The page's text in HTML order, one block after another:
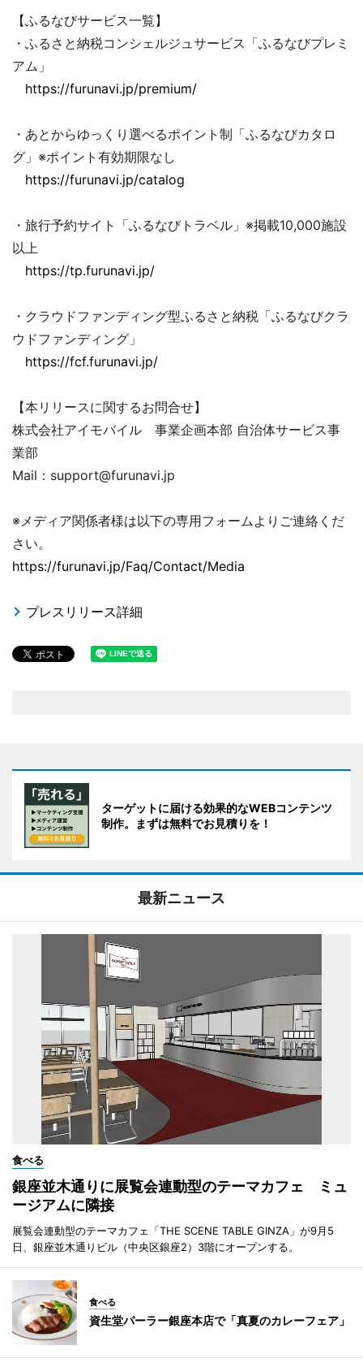
【ふるなびサービス一覧】
・ふるさと納税コンシェルジュサービス「ふるなびプレミ
アム」
https://furunavi.jp/premium/
・あとからゆっくり選べるポイント制「ふるなびカタロ
グ」※ポイント有効期限なし
https://furunavi.jp/catalog
・旅行予約サイト「ふるなびトラベル」※掲載10,000施設
以上
https://tp.furunavi.jp/
・クラウドファンディング型ふるさと納税「ふるなびクラ
ウドファンディング」
https://fcf.furunavi.jp/
【本リリースに関するお問合せ】
株式会社アイモバイル 事業企画本部 自治体サービス事
業部
Mail：support@furunavi.jp
※メディア関係者様は以下の専用フォームよりご連絡くだ
さい。
https://furunavi.jp/Faq/Contact/Media
プレスリリース詳細
ターゲットに届ける効果的なWEBコンテンツ
制作。まずは無料でお見積りを！
最新ニュース
食べる
銀座並木通りに展覧会連動型のテーマカフェ ミュ
ージアムに隣接
展覧会連動型のテーマカフェ「THE SCENE TABLE GINZA」が9月5
日、銀座並木通りビル（中央区銀座2）3階にオープンする。
食べる
資生堂パーラー銀座本店で「真夏のカレーフェア」